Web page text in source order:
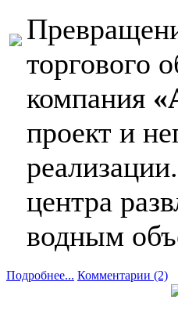
торгового
компания
проект и
центра
водным
Подробнее... Комментарии (2)